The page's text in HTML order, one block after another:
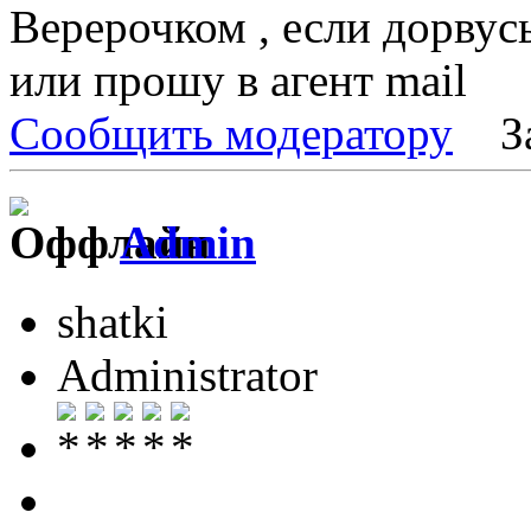
Верерочком , если
или прошу в агент
Сообщить модератору
Admin
shatki
Administrator